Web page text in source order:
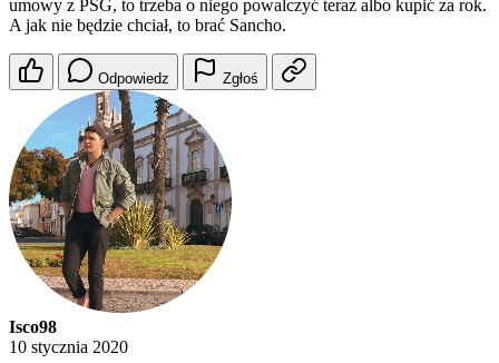
umowy z PSG, to trzeba o niego powalczyć teraz albo kupić za rok.
A jak nie będzie chciał, to brać Sancho.
Odpowiedz Zgłoś
Isco98
10 stycznia 2020